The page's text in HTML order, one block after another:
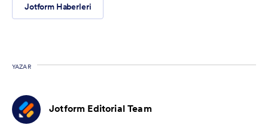
Jotform Haberleri
YAZAR
Jotform Editorial Team